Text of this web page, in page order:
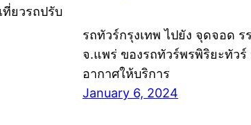
ที่ยวรถปรับ
รถทัวร์กรุงเทพ ไปยัง จุดจอด
จ.แพร่ ของรถทัวร์พรพิริยะทัวร์
อากาศให้บริการ
January 6, 2024